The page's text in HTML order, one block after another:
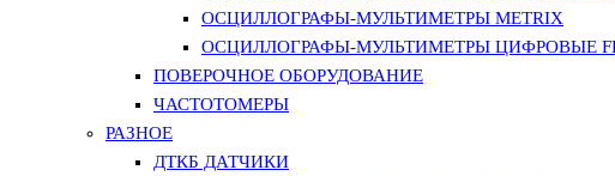
ОСЦИЛЛОГРАФЫ-МУЛЬТИМЕТРЫ METRIX
ОСЦИЛЛОГРАФЫ-МУЛЬТИМЕТРЫ ЦИФРОВЫЕ
ПОВЕРОЧНОЕ ОБОРУДОВАНИЕ
ЧАСТОТОМЕРЫ
РАЗНОЕ
ДТКБ ДАТЧИКИ